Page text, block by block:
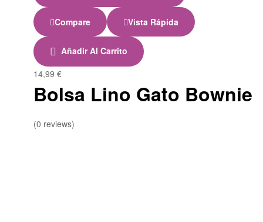
Compare Vista Rápida
Añadir Al Carrito
14,99 €
Bolsa Lino Gato Bownie
(0 reviews)